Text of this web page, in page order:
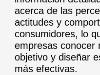
acerca de las
actitudes y
consumidores, lo
empresas conocer
objetivo y diseñar
más efectivas.